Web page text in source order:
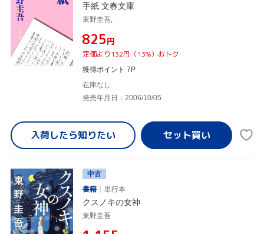
手紙 文春文庫
東野圭吾,
¥825円
定価より132円（13%）おトク
獲得ポイント 7P
在庫なし
発売年月日：2006/10/05
入荷したら知りたい
中古
書籍
単行本
クスノキの女神
東野圭吾